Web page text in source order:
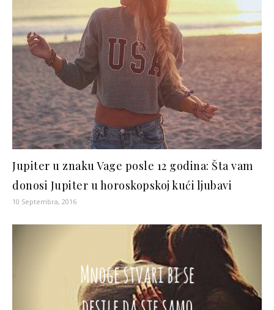
Jupiter u znaku Vage posle 12 godina: Šta vam
donosi Jupiter u horoskopskoj kući ljubavi
10 Septembra, 2016